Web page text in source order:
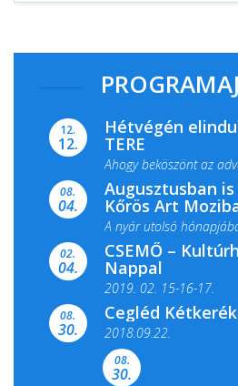
12.
12.
Hétvégén
TERE
Ahogy beköszönt az
ismét megtelik ünnepi
08.
04.
Augusztusban
Kőrös Art
A nyár utolsó
filmkínálattal, családi...
02.
04.
CSEMŐ –
Nappal
2019. 02. 15-16-17.
Színes és tartalmas
Csemői Községi Könyvtár
08.
30.
Cegléd
2018.09.22.
08.
30.